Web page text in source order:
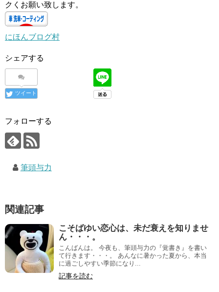
クくお願い致します。
にほんブログ村
シェアする
ツイート
フォローする
筆頭与力
関連記事
こそばゆい恋心は、未だ衰えを知りませ
ん・・・。
こんばんは。 今夜も、筆頭与力の『覚書き』を書い
て行きます・・・。 あんなに暑かった夏から、本当
に過ごしやすい季節になり...
記事を読む